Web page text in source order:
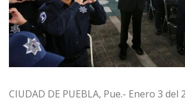
CIUDAD DE PUEBLA, Pue.- Enero 3 del